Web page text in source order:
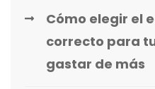
Cómo elegir el
correcto para
gastar de más